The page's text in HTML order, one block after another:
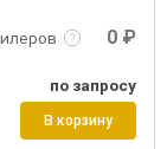
0 ₽
по запросу
В корзину